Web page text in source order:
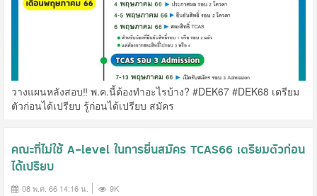
วางแผนหลังสอบ‼️ พ.ค.นี้ต้องทำอะไรบ้าง? #DEK67 #DEK68 เตรียม
ตัวก่อนได้เปรียบ รู้ก่อนได้เปรียบ สมัคร
คณะที่ไม่ใช้ A-level ในการยื่นสมัคร TCAS66 เตรียมตัวก่อน
ได้เปรียบ
08 พ.ค. 66 14:16 น. 9K